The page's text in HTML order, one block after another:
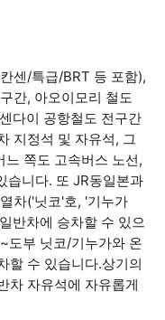
센/특급/BRT 등 포함),
간, 아오이모리 철도
다이 공항철도 전구간
지정석 및 자유석, 그
느 쪽도 고속버스 노선,
습니다. 또 JR동일본과
차('닛코'호, '기누가
반차에 승차할 수 있으
도부 닛코/기누가와 온
할 수 있습니다.상기의
차 자유석에 자유롭게